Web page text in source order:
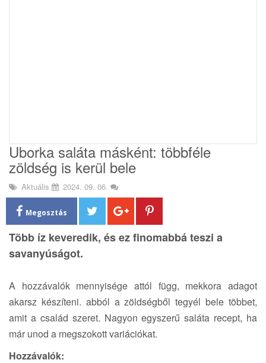
Uborka saláta másként: többféle
zöldség is kerül bele
Aktuális 2024. 09. 06.
Megosztás
Több íz keveredik, és ez finomabbá teszi a
savanyúságot.
A hozzávalók mennyisége attól függ, mekkora adagot
akarsz készíteni. abból a zöldségből tegyél bele többet,
amit a család szeret. Nagyon egyszerű saláta recept, ha
már unod a megszokott variációkat.
Hozzávalók: